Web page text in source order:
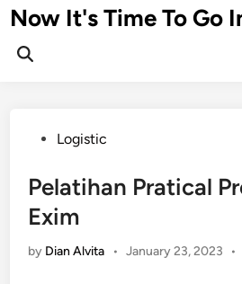
Skip
to
content
Now It's Time To Go
PostedLogistic
Pelatihan Pratical
Exim
by Dian Alvita • January 23, 2023 •